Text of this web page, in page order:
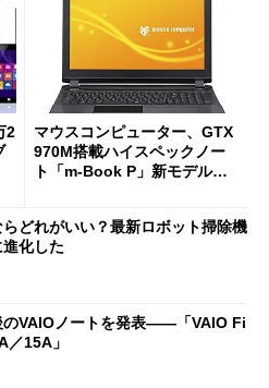
2
マウスコンピューター、GTX
970M搭載ハイスペックノー
ト「m-Book P」新モデルを
どれがいい？最新ロボット掃除機
化した
のVAIOノートを発表――「VAIO Fi
15A」